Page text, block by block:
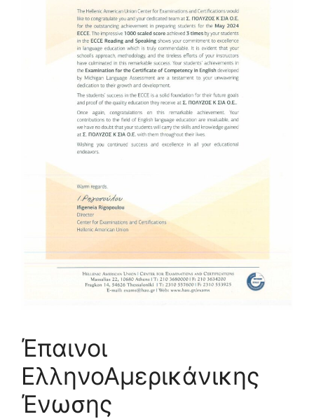
Έπαινοι
ΕλληνοΑμερικάνικης
Ένωσης